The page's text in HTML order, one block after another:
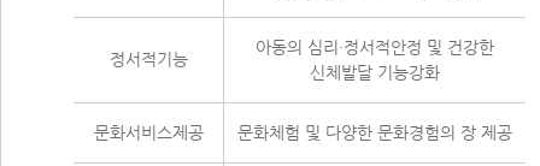
정서적기능
아동의 심리·정서적안정 및 건강한
신체발달 기능강화
문화서비스제공 문화체험 및 다양한 문화경험의 장 제공